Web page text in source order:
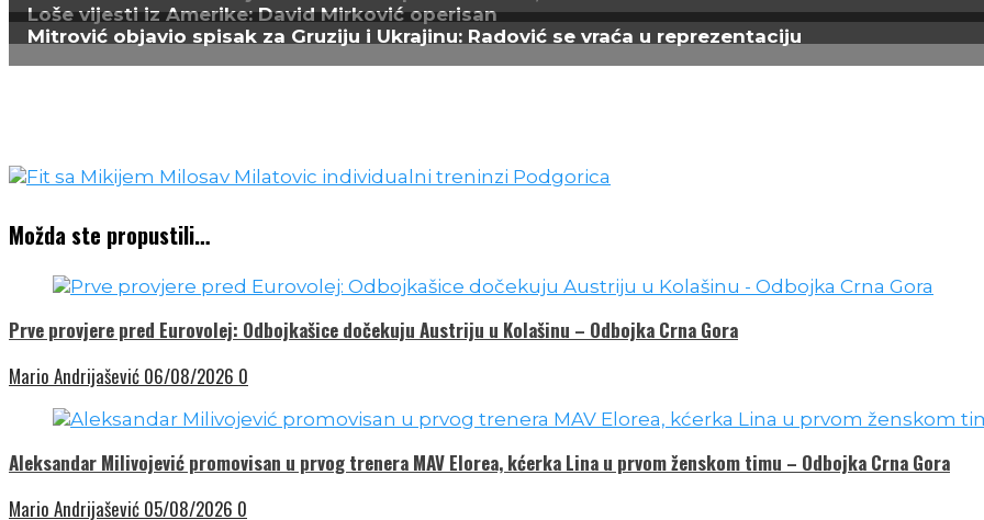
Loše vijesti iz Amerike: David Mirković operisan
Mitrović objavio spisak za Gruziju i Ukrajinu: Radović se vraća u reprezentaciju
Možda ste propustili…
Prve provjere pred Eurovolej: Odbojkašice dočekuju Austriju u Kolašinu – Odbojka Crna Gora
Mario Andrijašević 06/08/2026 0
Aleksandar Milivojević promovisan u prvog trenera MAV Elorea, kćerka Lina u prvom ženskom timu – Odbojka Crna Gora
Mario Andrijašević 05/08/2026 0